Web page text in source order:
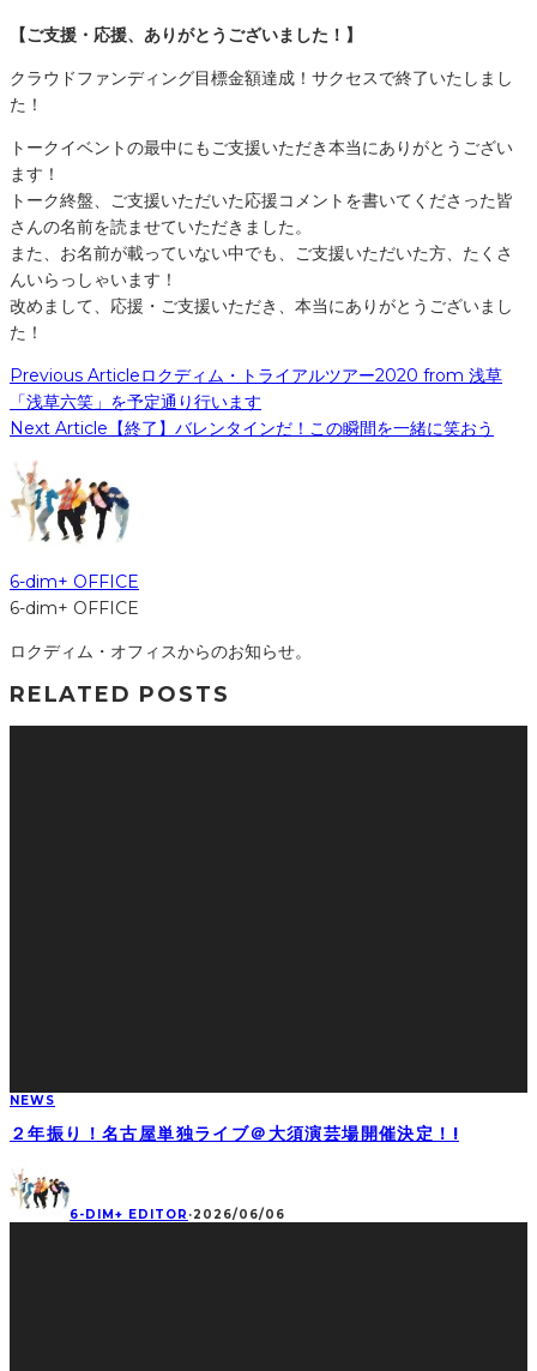
【ご支援・応援、ありがとうございました！】
クラウドファンディング目標金額達成！サクセスで終了いたしまし
た！
トークイベントの最中にもご支援いただき本当にありがとうござい
ます！
トーク終盤、ご支援いただいた応援コメントを書いてくださった皆
さんの名前を読ませていただきました。
また、お名前が載っていない中でも、ご支援いただいた方、たくさ
んいらっしゃいます！
改めまして、応援・ご支援いただき、本当にありがとうございまし
た！
Previous Articleロクディム・トライアルツアー2020 from 浅草
「浅草六笑」を予定通り行います
Next Article 【終了】バレンタインだ！この瞬間を一緒に笑おう
6-dim+ OFFICE
6-dim+ OFFICE
ロクディム・オフィスからのお知らせ。
RELATED POSTS
NEWS
２年振り！名古屋単独ライブ＠大須演芸場開催決定！!
6-DIM+ EDITOR ·2026/06/06